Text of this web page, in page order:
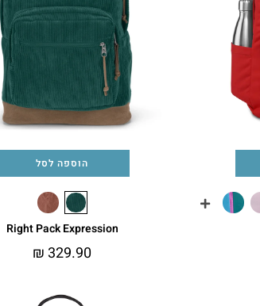
הוספה לסל
Right Pack Expression
₪ 329.90